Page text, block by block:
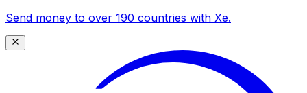
Send money to over 190 countries with Xe.